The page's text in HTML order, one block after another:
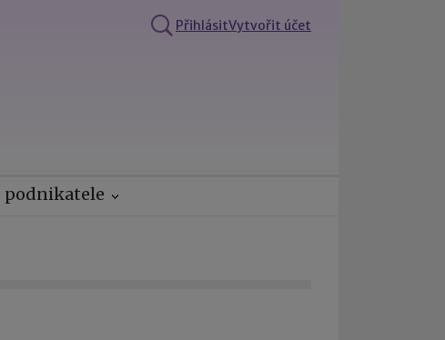
PřihlásitVytvořit účet
podnikatele